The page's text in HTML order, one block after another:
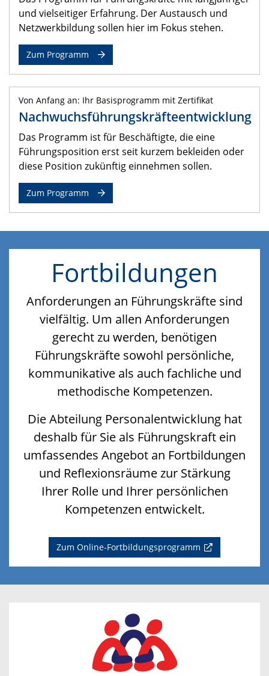
und vielseitiger Erfahrung. Der Austausch und
Netzwerkbildung sollen hier im Fokus stehen.
Zum Programm
Von Anfang an: Ihr Basisprogramm mit Zertifikat
Nachwuchsführungskräfteentwicklung
Das Programm ist für Beschäftigte, die eine
Führungsposition erst seit kurzem bekleiden oder
diese Position zukünftig einnehmen sollen.
Zum Programm
Fortbildungen
Anforderungen an Führungskräfte sind
vielfältig. Um allen Anforderungen
gerecht zu werden, benötigen
Führungskräfte sowohl persönliche,
kommunikative als auch fachliche und
methodische Kompetenzen.
Die Abteilung Personalentwicklung hat
deshalb für Sie als Führungskraft ein
umfassendes Angebot an Fortbildungen
und Reflexionsräume zur Stärkung
Ihrer Rolle und Ihrer persönlichen
Kompetenzen entwickelt.
Zum Online-Fortbildungsprogramm